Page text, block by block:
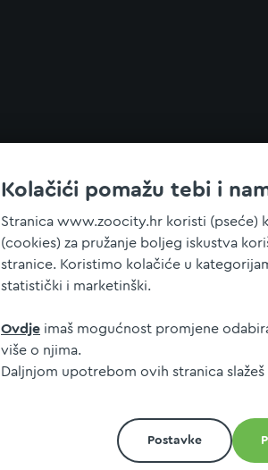
Kolačići pomažu tebi i
Stranica www.zoocity.hr koristi (pseće)
(cookies) za pružanje boljeg iskustva
stranice. Koristimo kolačiće u
statistički i marketinški.
Ovdje imaš mogućnost promjene
više o njima.
Daljnjom upotrebom ovih stranica
Postavke